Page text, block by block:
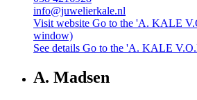
info@juwelierkale.nl
Visit website Go to the 'A. KALE
window)
See details Go to the 'A. KALE
A. Madsen